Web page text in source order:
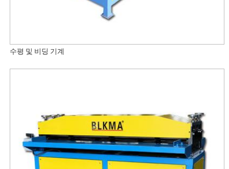
수평 및 비딩 기계